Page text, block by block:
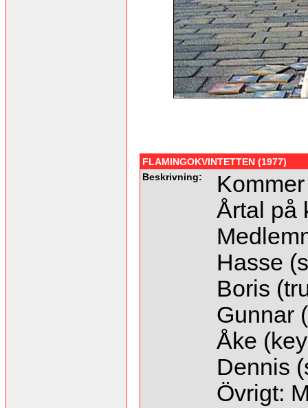
FLAMINGOKVINTETTEN (1977)
Beskrivning:
Årtal på
Hasse
Boris
Gunnar
Åke
Dennis
Övrigt: